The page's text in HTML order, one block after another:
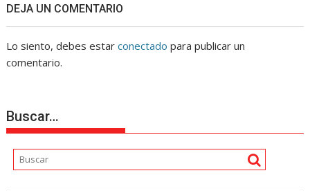
DEJA UN COMENTARIO
Lo siento, debes estarconectado para publicar un
comentario.
Buscar…